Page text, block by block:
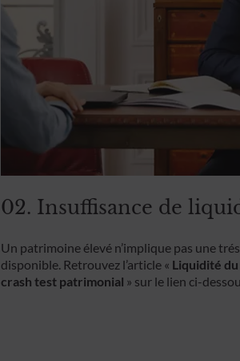
02. Insuffisance de
Un patrimoine élevé n’implique pas une
disponible. Retrouvez l’article « Liquidité
crash test patrimonial » sur le lien ci-